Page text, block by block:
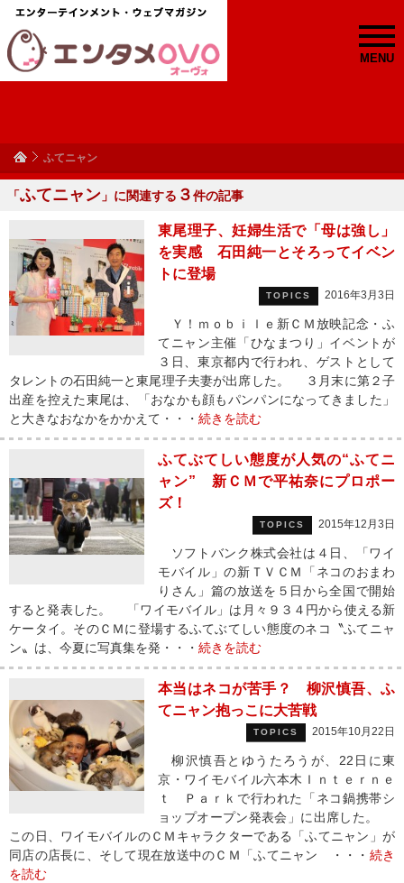
MENU
ふてニャン
「ふてニャン 」に関連する ３件の記事
東尾理子、妊婦生活で「母は強し」
を実感 石田純一とそろってイベン
トに登場
TOPICS 2016年3月3日
Ｙ！ｍｏｂｉｌｅ新ＣＭ放映記念・ふ
てニャン主催「ひなまつり」イベントが
３日、東京都内で行われ、ゲストとして
タレントの石田純一と東尾理子夫妻が出席した。 ３月末に第２子
出産を控えた東尾は、「おなかも顔もパンパンになってきました」
と大きなおなかをかかえて・・・ 続きを読む
ふてぶてしい態度が人気の“ふてニ
ャン” 新ＣＭで平祐奈にプロポー
ズ！
TOPICS 2015年12月3日
ソフトバンク株式会社は４日、「ワイ
モバイル」の新ＴＶＣＭ「ネコのおまわ
りさん」篇の放送を５日から全国で開始
すると発表した。 「ワイモバイル」は月々９３４円から使える新
ケータイ。そのＣＭに登場するふてぶてしい態度のネコ〝ふてニャ
ン〟は、今夏に写真集を発・・・ 続きを読む
本当はネコが苦手？ 柳沢慎吾、ふ
てニャン抱っこに大苦戦
TOPICS 2015年10月22日
柳沢慎吾とゆうたろうが、22日に東
京・ワイモバイル六本木Ｉｎｔｅｒｎｅ
ｔ Ｐａｒｋで行われた「ネコ鍋携帯シ
ョップオープン発表会」に出席した。
この日、ワイモバイルのＣＭキャラクターである「ふてニャン」が
同店の店長に、そして現在放送中のＣＭ「ふてニャン ・・・ 続き
を読む